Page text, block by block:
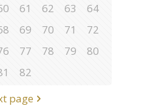
61 62 63
64
69 70 71
72
77 78 79
80
82
page